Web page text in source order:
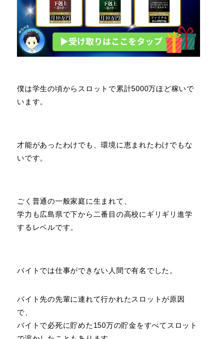
僕は学生の頃からスロットで累計5000万ほど稼いで
います。
才能があったわけでも、環境に恵まれたわけでもな
いです。
ごく普通の一般家庭に生まれて、
学力も広島県で下から二番目の高校にギリギリ進学
するレベルです。
バイトでは仕事ができない人間で有名でした。
バイト先の先輩に連れて行かれたスロットが原因
で、
バイトで必死に貯めた150万の貯金をすべてスロット